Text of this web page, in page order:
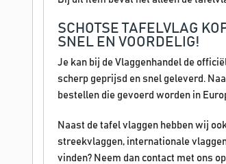
SCHOTSE TAFELVLAG
SNEL EN VOORDELIG!
Je kan bij de Vlaggenhandel de
scherp geprijsd en snel geleverd.
bestellen die gevoerd worden in
Naast de tafel vlaggen hebben wij
streekvlaggen, internationale
vinden? Neem dan contact met ons